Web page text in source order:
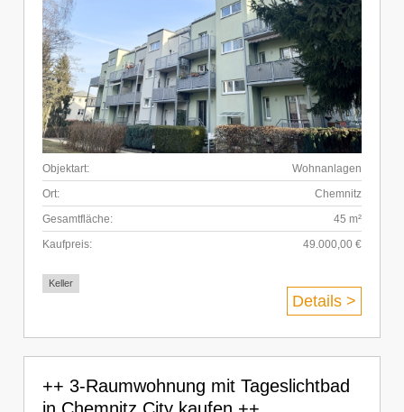
Objektart:
Wohnanlagen
Ort:
Chemnitz
Gesamtfläche:
45 m²
Kaufpreis:
49.000,00 €
Keller
Details >
++ 3-Raumwohnung mit Tageslichtbad
in Chemnitz City kaufen ++